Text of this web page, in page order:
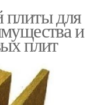
плиты для
и
плит